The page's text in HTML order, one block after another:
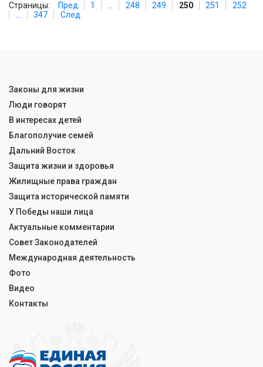
Страницы: Пред. 1 248 249 250 251
252
347 След.
Законы для жизни
Люди говорят
В интересах детей
Благополучие семей
Дальний Восток
Защита жизни и здоровья
Жилищные права граждан
Защита исторической памяти
У Победы наши лица
Актуальные комментарии
Совет Законодателей
Международная деятельность
Фото
Видео
Контакты